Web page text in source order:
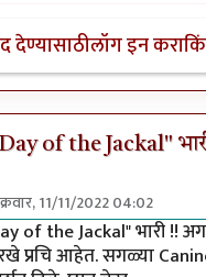
देण्यासाठीलॉग इन करा
of the Jackal"
11/11/2022 04:02
of the Jackal" भारी !!
प्रचि आहेत. सगळ्या